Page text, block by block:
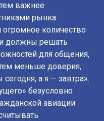
важнее
рынка.
количество
должны решать
для общения,
меньше доверия,
а я — завтра».
безусловно
авиации